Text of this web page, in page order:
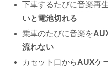
下車するたびに音楽再
いと電池切れる
乗車のたびに音楽を
流れない
カセット口からAUXケ